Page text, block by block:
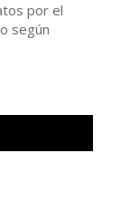
por el
según